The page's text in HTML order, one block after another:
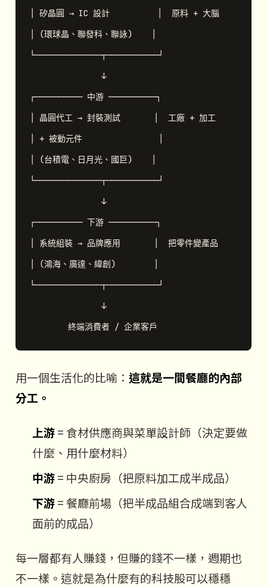
│ 矽晶圓 → IC 設計          │  原料 + 大腦
│ (環球晶、聯發科、聯詠)    │
└──────────────┬───────────┘
               ↓
┌────────── 中游 ──────────┐
│ 晶圓代工 → 封裝測試       │  工廠 + 加工
│ + 被動元件                │
│ (台積電、日月光、國巨)    │
└──────────────┬───────────┘
               ↓
┌────────── 下游 ──────────┐
│ 系統組裝 → 品牌應用       │  把零件變產品
│ (鴻海、廣達、緯創)        │
└──────────────┬───────────┘
               ↓
用一個生活化的比喻： 這就是一間餐廳的內部
分工。
上游= 食材供應商與菜單設計師（決定要做
什麼、用什麼材料）
中游= 中央廚房（把原料加工成半成品）
下游= 餐廳前場（把半成品組合成端到客人
面前的成品）
每一層都有人賺錢，但賺的錢不一樣，週期也
不一樣。這就是為什麼有的科技股可以穩穩